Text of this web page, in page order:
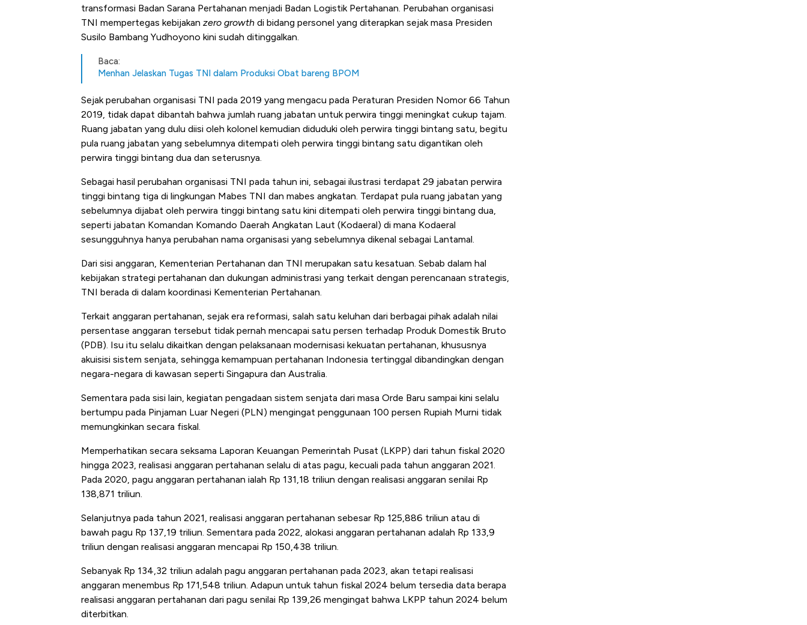
transformasi Badan Sarana Pertahanan menjadi Badan Logistik Pertahanan. Perubahan organisasi
TNI mempertegas kebijakan zero growth di bidang personel yang diterapkan sejak masa Presiden
Susilo Bambang Yudhoyono kini sudah ditinggalkan.
Baca:
Menhan Jelaskan Tugas TNI dalam Produksi Obat bareng BPOM
Sejak perubahan organisasi TNI pada 2019 yang mengacu pada Peraturan Presiden Nomor 66 Tahun
2019, tidak dapat dibantah bahwa jumlah ruang jabatan untuk perwira tinggi meningkat cukup tajam.
Ruang jabatan yang dulu diisi oleh kolonel kemudian diduduki oleh perwira tinggi bintang satu, begitu
pula ruang jabatan yang sebelumnya ditempati oleh perwira tinggi bintang satu digantikan oleh
perwira tinggi bintang dua dan seterusnya.
Sebagai hasil perubahan organisasi TNI pada tahun ini, sebagai ilustrasi terdapat 29 jabatan perwira
tinggi bintang tiga di lingkungan Mabes TNI dan mabes angkatan. Terdapat pula ruang jabatan yang
sebelumnya dijabat oleh perwira tinggi bintang satu kini ditempati oleh perwira tinggi bintang dua,
seperti jabatan Komandan Komando Daerah Angkatan Laut (Kodaeral) di mana Kodaeral
sesungguhnya hanya perubahan nama organisasi yang sebelumnya dikenal sebagai Lantamal.
Dari sisi anggaran, Kementerian Pertahanan dan TNI merupakan satu kesatuan. Sebab dalam hal
kebijakan strategi pertahanan dan dukungan administrasi yang terkait dengan perencanaan strategis,
TNI berada di dalam koordinasi Kementerian Pertahanan.
Terkait anggaran pertahanan, sejak era reformasi, salah satu keluhan dari berbagai pihak adalah nilai
persentase anggaran tersebut tidak pernah mencapai satu persen terhadap Produk Domestik Bruto
(PDB). Isu itu selalu dikaitkan dengan pelaksanaan modernisasi kekuatan pertahanan, khususnya
akuisisi sistem senjata, sehingga kemampuan pertahanan Indonesia tertinggal dibandingkan dengan
negara-negara di kawasan seperti Singapura dan Australia.
Sementara pada sisi lain, kegiatan pengadaan sistem senjata dari masa Orde Baru sampai kini selalu
bertumpu pada Pinjaman Luar Negeri (PLN) mengingat penggunaan 100 persen Rupiah Murni tidak
memungkinkan secara fiskal.
Memperhatikan secara seksama Laporan Keuangan Pemerintah Pusat (LKPP) dari tahun fiskal 2020
hingga 2023, realisasi anggaran pertahanan selalu di atas pagu, kecuali pada tahun anggaran 2021.
Pada 2020, pagu anggaran pertahanan ialah Rp 131,18 triliun dengan realisasi anggaran senilai Rp
138,871 triliun.
Selanjutnya pada tahun 2021, realisasi anggaran pertahanan sebesar Rp 125,886 triliun atau di
bawah pagu Rp 137,19 triliun. Sementara pada 2022, alokasi anggaran pertahanan adalah Rp 133,9
triliun dengan realisasi anggaran mencapai Rp 150,438 triliun.
Sebanyak Rp 134,32 triliun adalah pagu anggaran pertahanan pada 2023, akan tetapi realisasi
anggaran menembus Rp 171,548 triliun. Adapun untuk tahun fiskal 2024 belum tersedia data berapa
realisasi anggaran pertahanan dari pagu senilai Rp 139,26 mengingat bahwa LKPP tahun 2024 belum
diterbitkan.